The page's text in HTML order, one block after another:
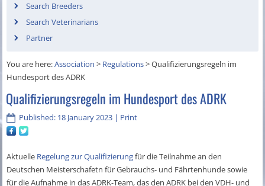
Search Breeders
Search Veterinarians
Partner
You are here:Association > Regulations>Qualifizierungsregeln im
Hundesport des ADRK
Qualifizierungsregeln im Hundesport des ADRK
Published: 18 January 2023 | Print
Aktuelle Regelung zur Qualifizierungfür die Teilnahme an den
Deutschen Meisterschafetn für Gebrauchs- und Fährtenhunde sowie
für die Aufnahme in das ADRK-Team, das den ADRK bei den VDH- und